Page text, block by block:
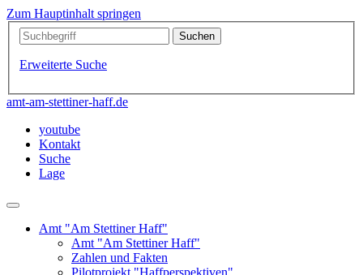
Zum Hauptinhalt springen
Erweiterte Suche
amt-am-stettiner-haff.de
youtube
Kontakt
Suche
Lage
Amt "Am Stettiner Haff"
Amt "Am Stettiner Haff"
Zahlen und Fakten
Pilotprojekt "Haffperspektiven"